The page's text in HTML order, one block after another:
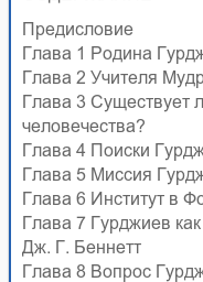
Предисловие
Глава 1 Родина
Глава 2 Учителя
Глава 3 Существует
человечества?
Глава 4 Поиски
Глава 5 Миссия
Глава 6 Институт в
Глава 7 Гурджиев
Дж. Г. Беннетт
Глава 8 Вопрос